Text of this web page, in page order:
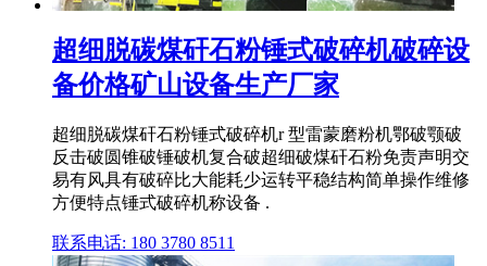
超细脱碳煤矸石粉锤式破碎机破碎设
备价格矿山设备生产厂家
超细脱碳煤矸石粉锤式破碎机r 型雷蒙磨粉机鄂破颚破
反击破圆锥破锤破机复合破超细破煤矸石粉免责声明交
易有风具有破碎比大能耗少运转平稳结构简单操作维修
方便特点锤式破碎机称设备 .
联系电话: 180 3780 8511